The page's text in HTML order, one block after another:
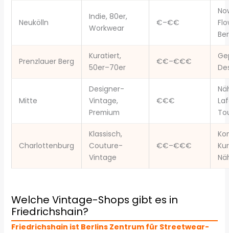
Neukölln
Indie, 80er,
Workwear
€–€€
Prenzlauer Berg
Kuratiert,
50er–70er
€€–€€€
Mitte
Designer-
Vintage,
Premium
€€€
Charlottenburg
Klassisch,
Couture-
Vintage
€€–€€€
Welche Vintage-Shops gibt es in
Friedrichshain?
Friedrichshain ist Berlins Zentrum für Streetwear-